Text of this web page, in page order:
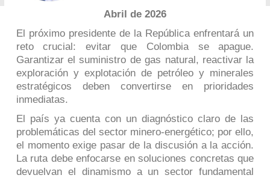
Abril de 2026
El próximo presidente de la República enfrentará un
reto crucial: evitar que Colombia se apague.
Garantizar el suministro de gas natural, reactivar la
exploración y explotación de petróleo y minerales
estratégicos deben convertirse en prioridades
inmediatas.
El país ya cuenta con un diagnóstico claro de las
problemáticas del sector minero-energético; por ello,
el momento exige pasar de la discusión a la acción.
La ruta debe enfocarse en soluciones concretas que
devuelvan el dinamismo a un sector fundamental